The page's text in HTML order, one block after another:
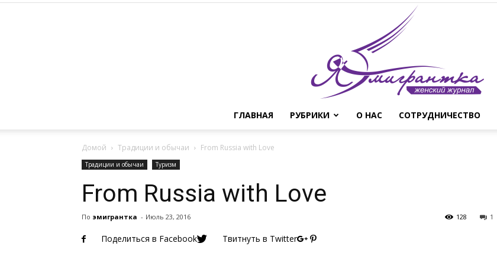
ГЛАВНАЯ РУБРИКИ О НАС СОТРУДНИЧЕСТВО
Домой Традиции и обычаи From Russia with Love
Традиции и обычаи Туризм
From Russia with Love
По эмигрантка - Июль 23, 2016 1
128
Поделиться в Facebook Твитнуть в Twitter